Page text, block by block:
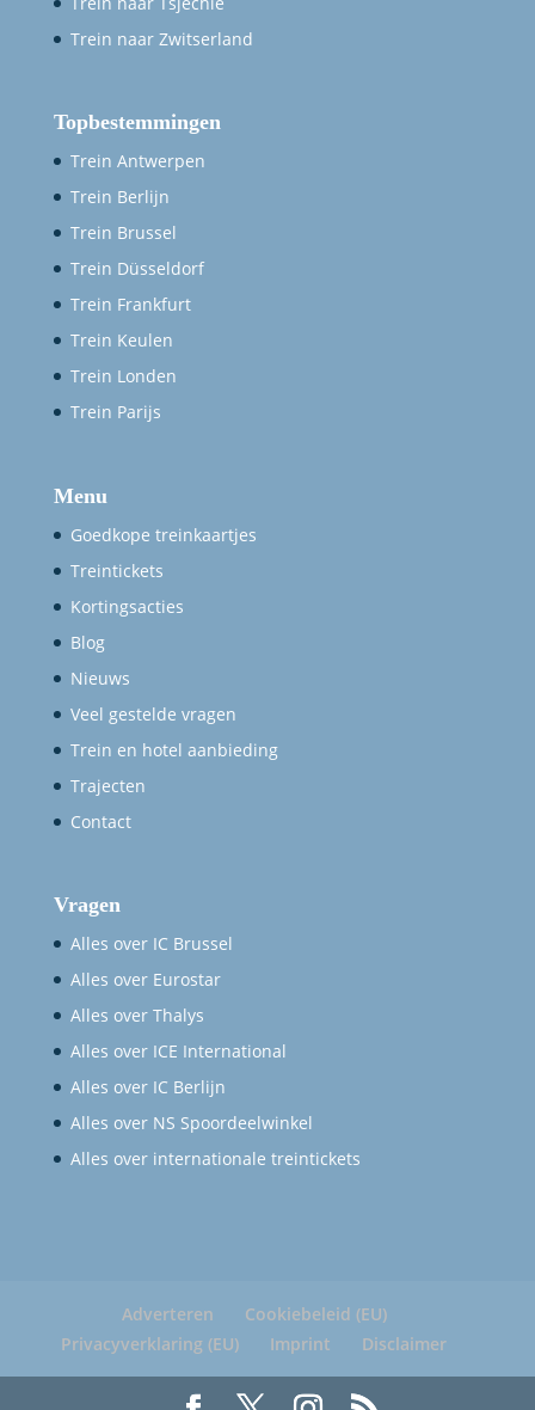
Trein naar Zwitserland
Topbestemmingen
Trein Antwerpen
Trein Berlijn
Trein Brussel
Trein Düsseldorf
Trein Frankfurt
Trein Keulen
Trein Londen
Trein Parijs
Menu
Goedkope treinkaartjes
Treintickets
Kortingsacties
Blog
Nieuws
Veel gestelde vragen
Trein en hotel aanbieding
Trajecten
Contact
Vragen
Alles over IC Brussel
Alles over Eurostar
Alles over Thalys
Alles over ICE International
Alles over IC Berlijn
Alles over NS Spoordeelwinkel
Alles over internationale treintickets
Adverteren
Cookiebeleid (EU)
Privacyverklaring (EU)
Imprint Disclaimer